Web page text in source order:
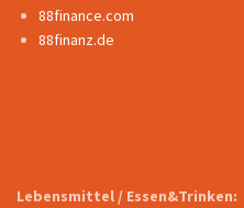
88finance.com
88finanz.de
Lebensmittel / Essen&Trinken: